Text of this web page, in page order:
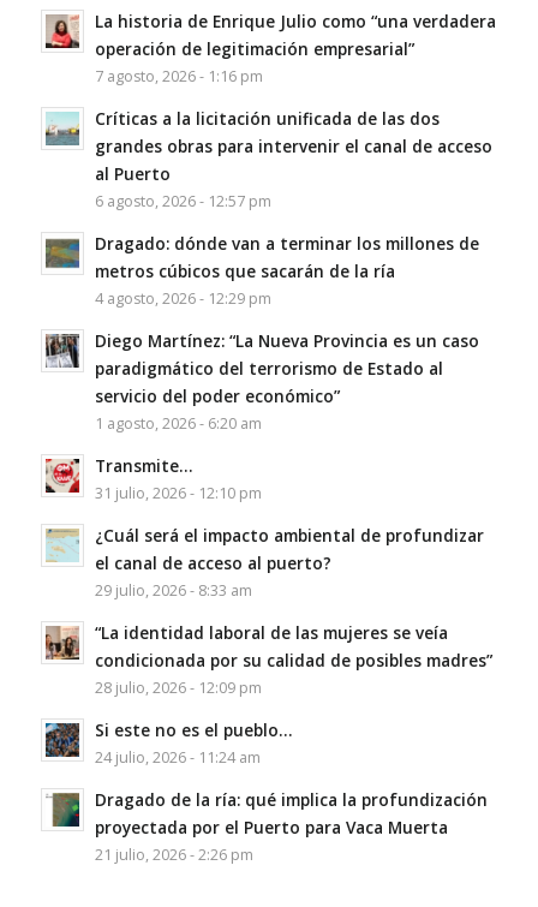
La historia de Enrique Julio como “una verdadera
operación de legitimación empresarial”
7 agosto, 2026 - 1:16 pm
Críticas a la licitación unificada de las dos
grandes obras para intervenir el canal de acceso
al Puerto
6 agosto, 2026 - 12:57 pm
Dragado: dónde van a terminar los millones de
metros cúbicos que sacarán de la ría
4 agosto, 2026 - 12:29 pm
Diego Martínez: “La Nueva Provincia es un caso
paradigmático del terrorismo de Estado al
servicio del poder económico”
1 agosto, 2026 - 6:20 am
Transmite…
31 julio, 2026 - 12:10 pm
¿Cuál será el impacto ambiental de profundizar
el canal de acceso al puerto?
29 julio, 2026 - 8:33 am
“La identidad laboral de las mujeres se veía
condicionada por su calidad de posibles madres”
28 julio, 2026 - 12:09 pm
Si este no es el pueblo…
24 julio, 2026 - 11:24 am
Dragado de la ría: qué implica la profundización
proyectada por el Puerto para Vaca Muerta
21 julio, 2026 - 2:26 pm